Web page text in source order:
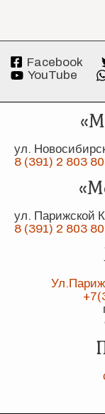
Facebook
YouTube
ул.
8 (391) 2 803
ул. Парижской
8 (391) 2 803